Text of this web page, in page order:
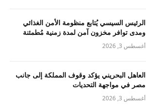
الرئيس السيسي يُتابع منظومة الأمن الغذائي
ومدى توافر مخزون آمن لمدة زمنية مُطمئنة
أغسطس 3, 2026
العاهل البحريني يؤكد وقوف المملكة إلى جانب
مصر في مواجهة التحديات
أغسطس 3, 2026